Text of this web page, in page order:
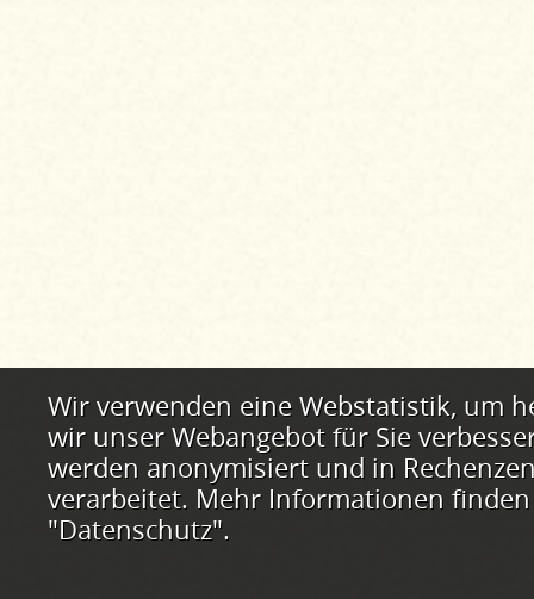
Webstatistik
Wir verwenden eine Webstatistik, um
wir unser Webangebot für Sie
werden anonymisiert und in
verarbeitet. Mehr Informationen
"Datenschutz".